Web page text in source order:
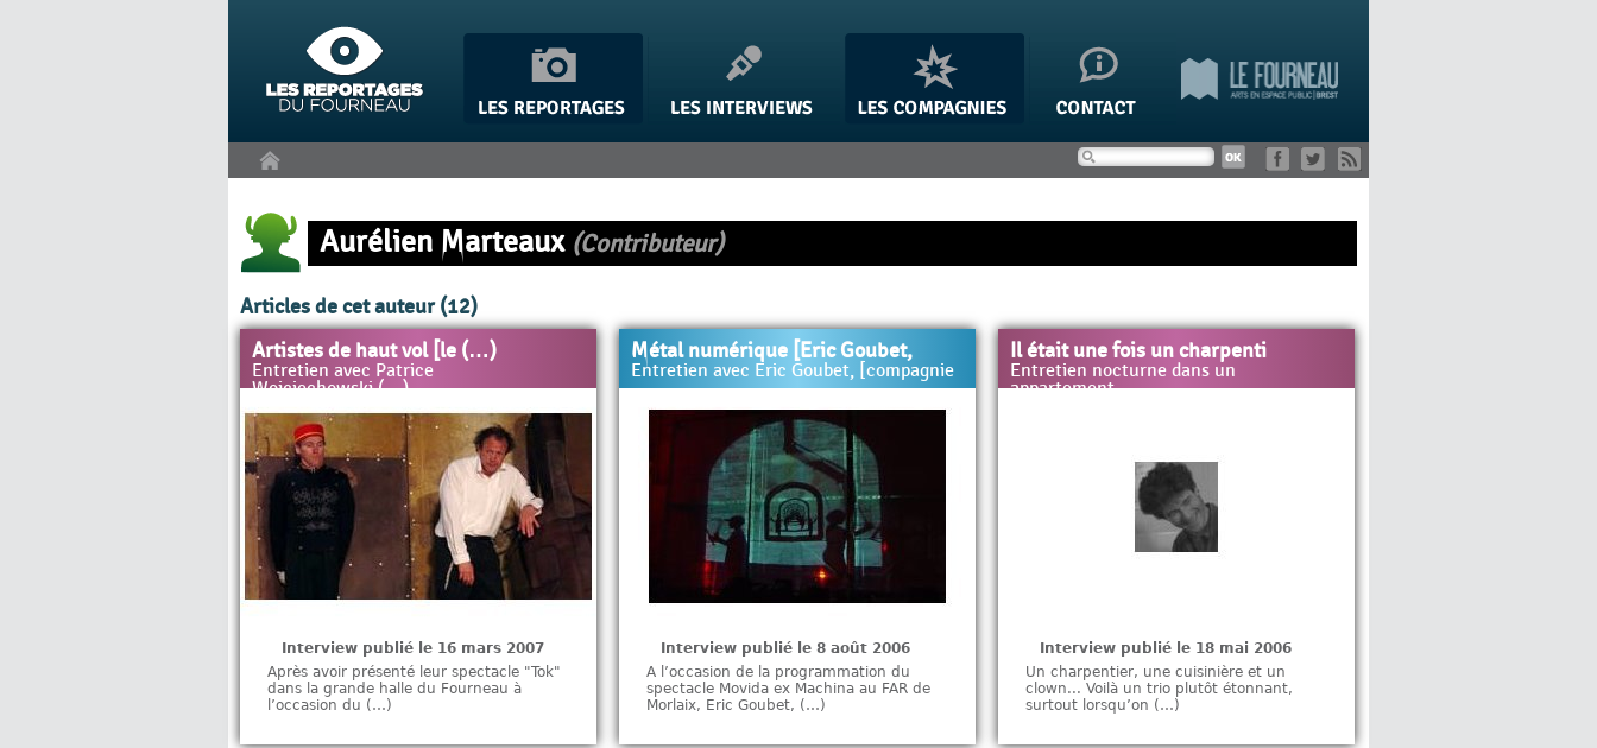
Aurélien Marteaux (Contributeur)
Articles de cet auteur (12)
Artistes de haut vol [le (…)
Entretien avec Patrice
Wojciechowski (…)
Interview publié le 16 mars 2007
Après avoir présenté leur spectacle "Tok"
dans la grande halle du Fourneau à
l’occasion du (…)
Métal numérique [Eric Goubet,
Entretien avec Eric Goubet, [compagnie
Interview publié le 8 août 2006
A l’occasion de la programmation du
spectacle Movida ex Machina au FAR de
Morlaix, Eric Goubet, (…)
Il était une fois un charpenti
Entretien nocturne dans un
appartement
Interview publié le 18 mai 2006
Un charpentier, une cuisinière et un
clown... Voilà un trio plutôt étonnant,
surtout lorsqu’on (…)